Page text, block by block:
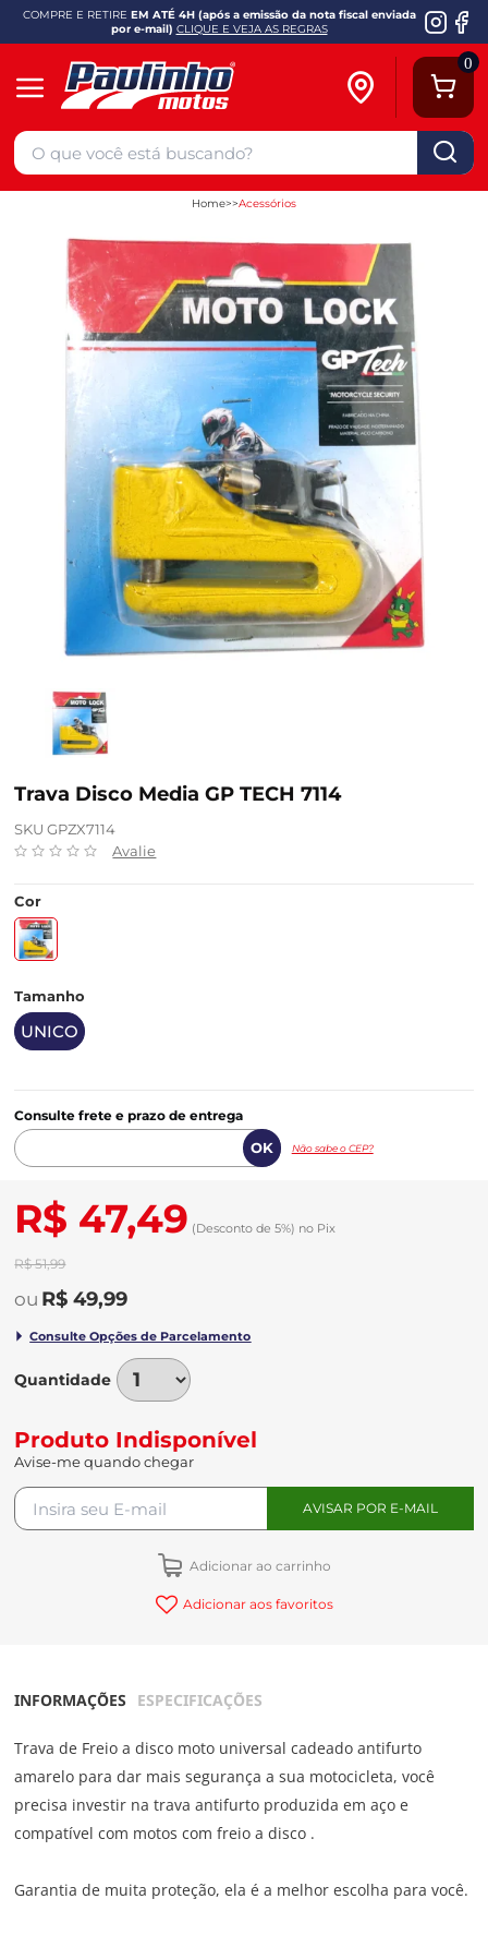
COMPRE E RETIRE EM ATÉ 4H (após a emissão da nota fiscal enviada
por e-mail) CLIQUE E VEJA AS REGRAS
0
Home Acessórios
Trava Disco Media GP TECH 7114
SKU GPZX7114
Avalie
Cor
Tamanho
UNICO
Consulte frete e prazo de entrega
Não sabe o CEP?
R$ 47,49 (Desconto de 5%) no Pix
R$ 51,99
R$ 49,99
Quantidade
Produto Indisponível
Avise-me quando chegar
Adicionar ao carrinho
Adicionar aos favoritos
INFORMAÇÕES ESPECIFICAÇÕES
Trava de Freio a disco moto universal cadeado antifurto
amarelo para dar mais segurança a sua motocicleta, você
precisa investir na trava antifurto produzida em aço e
compatível com motos com freio a disco .
Garantia de muita proteção, ela é a melhor escolha para você.